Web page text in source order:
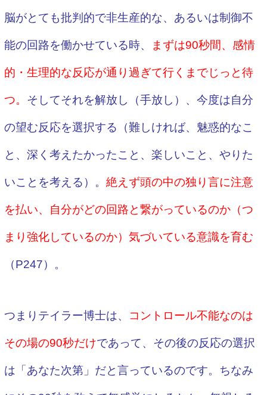
脳がとても批判的で非生産的な、あるいは制御不
能の回路を働かせている時、 まずは90秒間、感情
的・生理的な反応が通り過ぎて行くまでじっと待
つ。 そしてそれを解放し（手放し）、今度は自分
の望む反応を選択する（難しければ、魅惑的なこ
と、深く考えたかったこと、楽しいこと、やりた
いことを考える）。 絶えず頭の中の独り言に注意
を払い、自分がどの回路と繋がっているのか（つ
まり強化しているのか）気づいている意識を育む
（P247）。
つまりテイラー博士は、 コントロール不能なのは
その場の90秒だけであって、その後の反応の選択
は「あなた次第」だと言っているのです。ちなみ